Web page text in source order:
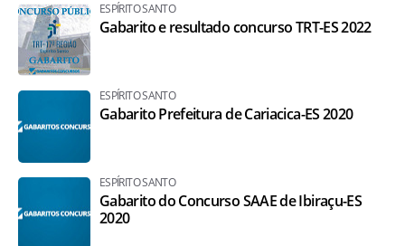
ESPÍRITO SANTO
Gabarito e resultado concurso TRT-ES 2022
ESPÍRITO SANTO
Gabarito Prefeitura de Cariacica-ES 2020
ESPÍRITO SANTO
Gabarito do Concurso SAAE de Ibiraçu-ES
2020